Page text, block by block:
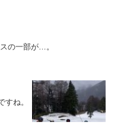
の一部が…。
すね。